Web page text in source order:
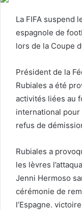
La FIFA suspend
espagnole de
lors de la Coupe
Président de la
Rubiales a été
activités liées au
international pour
refus de
Rubiales a
les lèvres
Jenni Hermoso
cérémonie de
l’Espagne.